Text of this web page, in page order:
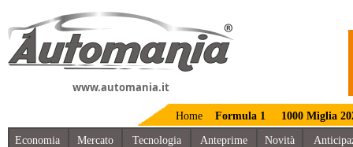
www.automania.it
Home Formula 1 1000 Miglia
Economia Mercato Tecnologia Anteprime Novità